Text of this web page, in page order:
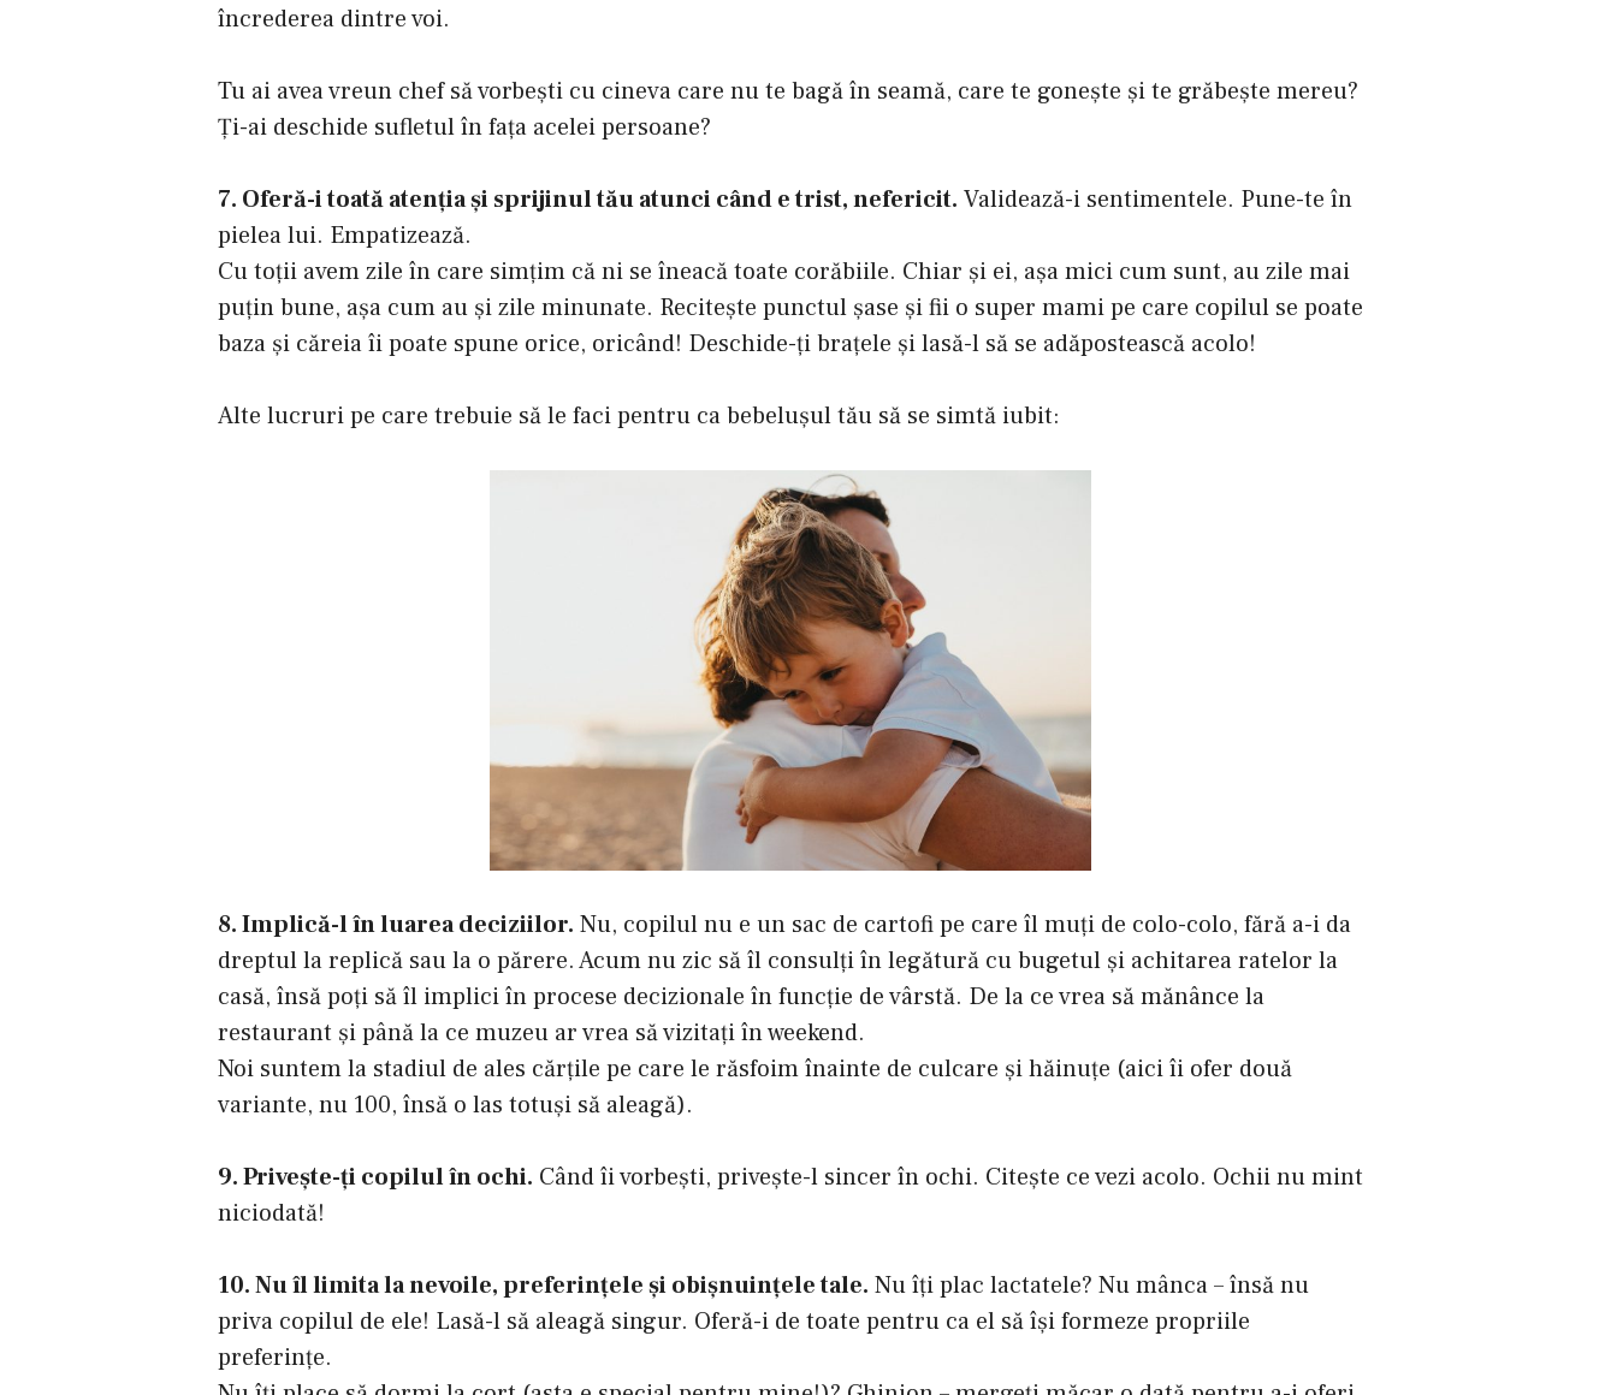
încrederea dintre voi.
Tu ai avea vreun chef să vorbeşti cu cineva care nu te bagă în seamă, care te goneşte şi te grăbeşte mereu?
Ţi-ai deschide sufletul în faţa acelei persoane?
7. Oferă-i toată atenţia şi sprijinul tău atunci când e trist, nefericit. Validează-i sentimentele. Pune-te în
pielea lui. Empatizează.
Cu toţii avem zile în care simţim că ni se îneacă toate corăbiile. Chiar şi ei, aşa mici cum sunt, au zile mai
puţin bune, aşa cum au şi zile minunate. Reciteşte punctul şase şi fii o super mami pe care copilul se poate
baza şi căreia îi poate spune orice, oricând! Deschide-ţi braţele şi lasă-l să se adăpostească acolo!
Alte lucruri pe care trebuie să le faci pentru ca bebelușul tău să se simtă iubit:
8. Implică-l în luarea deciziilor. Nu, copilul nu e un sac de cartofi pe care îl muţi de colo-colo, fără a-i da
dreptul la replică sau la o părere. Acum nu zic să îl consulţi în legătură cu bugetul şi achitarea ratelor la
casă, însă poţi să îl implici în procese decizionale în funcţie de vârstă. De la ce vrea să mănânce la
restaurant şi până la ce muzeu ar vrea să vizitaţi în weekend.
Noi suntem la stadiul de ales cărţile pe care le răsfoim înainte de culcare şi hăinuţe (aici îi ofer două
variante, nu 100, însă o las totuşi să aleagă).
9. Priveşte-ţi copilul în ochi. Când îi vorbeşti, priveşte-l sincer în ochi. Citeşte ce vezi acolo. Ochii nu mint
niciodată!
10. Nu îl limita la nevoile, preferinţele şi obişnuinţele tale. Nu îţi plac lactatele? Nu mânca – însă nu
priva copilul de ele! Lasă-l să aleagă singur. Oferă-i de toate pentru ca el să îşi formeze propriile
preferinţe.